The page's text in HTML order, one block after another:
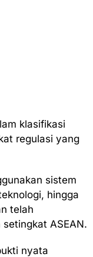
klasifikasi
regulasi yang
sistem
hingga
telah
ASEAN.
nyata